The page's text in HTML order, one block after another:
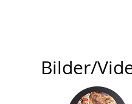
Bilder/